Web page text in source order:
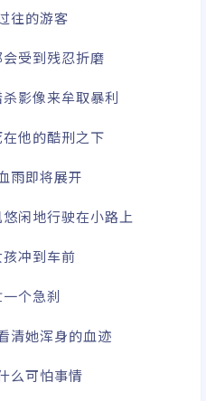
往的游客
受到残忍折磨
影像来牟取暴利
他的酷刑之下
雨即将展开
闲地行驶在小路上
冲到车前
个急刹
清她浑身的血迹
么可怕事情